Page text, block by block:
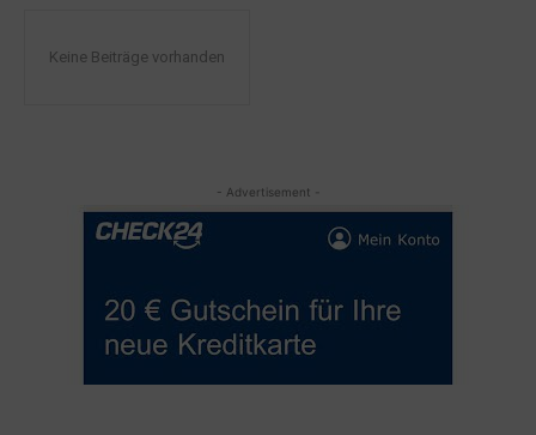
Keine Beiträge vorhanden
- Advertisement -